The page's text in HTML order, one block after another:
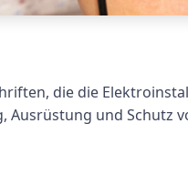
die die
Ausrüstung und Schutz